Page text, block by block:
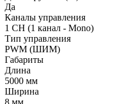
Да
Каналы управления
1 CH (1 канал - Mono)
Тип управления
PWM (ШИМ)
Габариты
Длина
5000 мм
Ширина
8 мм